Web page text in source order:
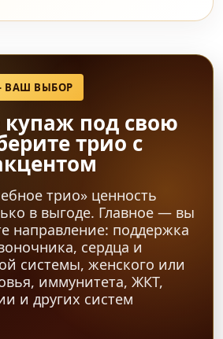
ВАШ ВЫБОР
под свою
трио с
трио» ценность
в выгоде. Главное — вы
направление: поддержка
сердца и
системы, женского или
иммунитета, ЖКТ,
и других систем